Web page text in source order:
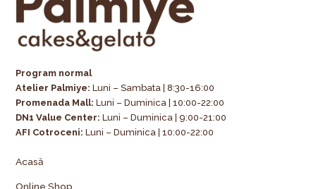
Program normal
Atelier Palmiye: Luni – Sambata | 8:30-16:00
Promenada Mall: Luni – Duminica | 10:00-22:00
DN1 Value Center: Luni – Duminica | 9:00-21:00
AFI Cotroceni: Luni – Duminica | 10:00-22:00
Acasă
Online Shop